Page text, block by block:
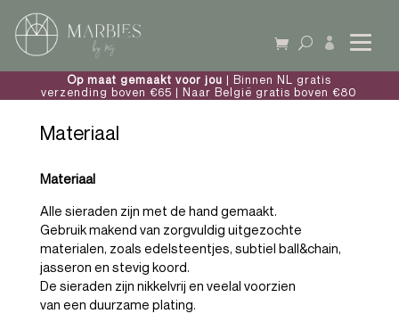

Op maat gemaakt voor jou | Binnen NL gratis
verzending boven €65 | Naar België gratis boven €80
Materiaal
Materiaal
Alle sieraden zijn met de hand gemaakt.
Gebruik makend van zorgvuldig uitgezochte
materialen, zoals edelsteentjes, subtiel ball&chain,
jasseron en stevig koord.
De sieraden zijn nikkelvrij en veelal voorzien
van een duurzame plating.